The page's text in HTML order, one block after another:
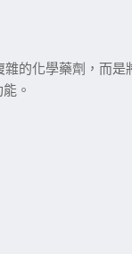
的化學藥劑，而是
。